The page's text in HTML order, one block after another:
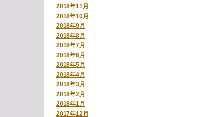
2018年11月
2018年10月
2018年9月
2018年8月
2018年7月
2018年6月
2018年5月
2018年4月
2018年3月
2018年2月
2018年1月
2017年12月